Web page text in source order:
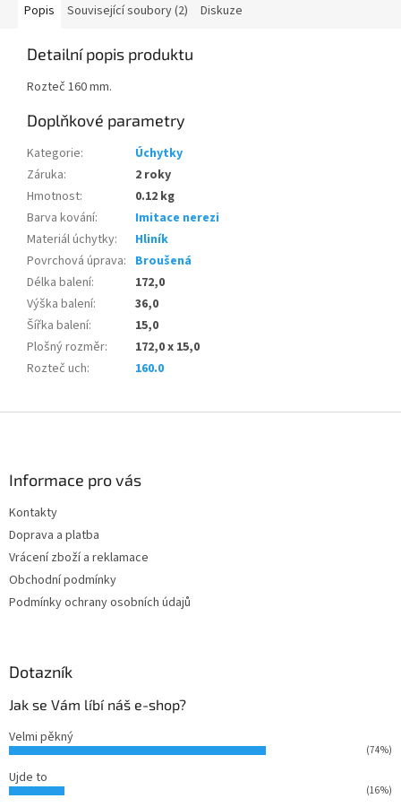
Popis Související soubory (2) Diskuze
Detailní popis produktu
Rozteč 160 mm.
Doplňkové parametry
Kategorie:
Úchytky
Záruka:
2 roky
Hmotnost:
0.12 kg
Barva kování:
Imitace nerezi
Materiál úchytky:
Hliník
Povrchová úprava: Broušená
Délka balení:
172,0
Výška balení:
36,0
Šířka balení:
15,0
Plošný rozměr:
172,0 x 15,0
Rozteč uch: 160.0
Informace pro vás
Kontakty
Doprava a platba
Vrácení zboží a reklamace
Obchodní podmínky
Podmínky ochrany osobních údajů
Dotazník
Jak se Vám líbí náš e-shop?
Velmi pěkný
(74%)
Ujde to
(16%)